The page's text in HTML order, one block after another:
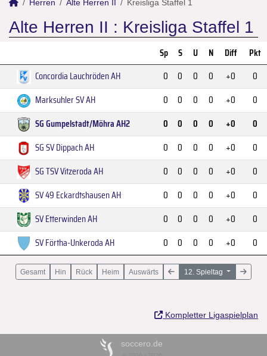
Herren Alte Herren II Kreisliga Staffel 1
Alte Herren II : Kreisliga Staffel 1
Sp S U N Diff
Pkt
Concordia Lauchröden AH
0 0 0 0 +0
0
Marksuhler SV AH
0 0 0 0 +0
0
SG Gumpelstadt/Möhra AH2
0 0 0 0 +0
0
SG SV Dippach AH
0 0 0 0 +0
0
SG TSV Vitzeroda AH
0 0 0 0 +0
0
SV 49 Eckardtshausen AH
0 0 0 0 +0
0
SV Etterwinden AH
0 0 0 0 +0
0
SV Förtha-Unkeroda AH
0 0 0 0 +0 0
Gesamt Hin Rück Heim Auswärts 12. Spieltag
Kompletter Ligaspielplan
soccero.de